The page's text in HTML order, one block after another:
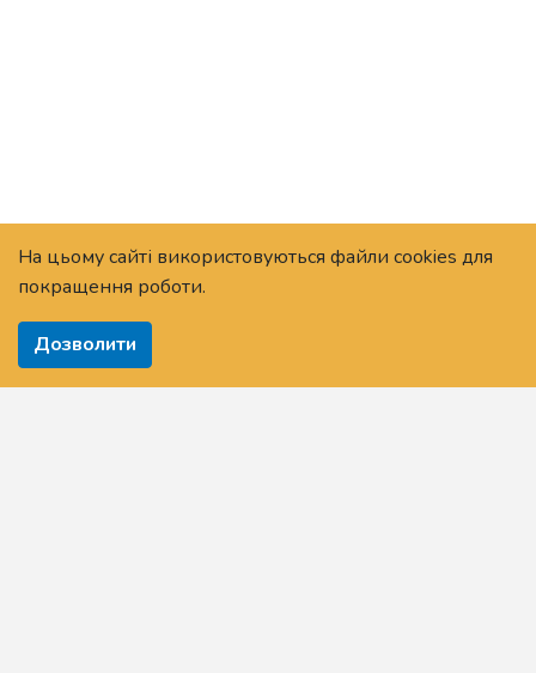
На цьому сайті використовуються файли cookies для
покращення роботи.
Дозволити